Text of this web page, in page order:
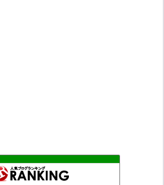
の源）と徳 ＝大本神諭の一輪＋日月神示の神一厘
が速報